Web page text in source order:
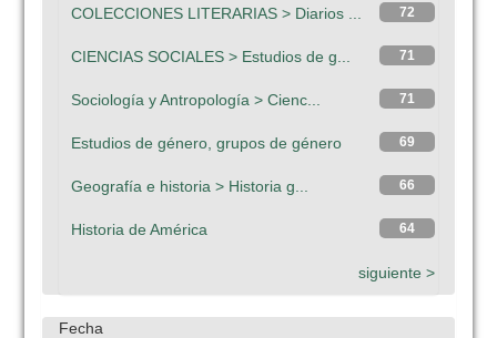
72
COLECCIONES LITERARIAS > Diarios ...
71
CIENCIAS SOCIALES > Estudios de g...
71
Sociología y Antropología > Cienc...
69
Estudios de género, grupos de género
66
Geografía e historia > Historia g...
64
Historia de América
siguiente >
Fecha